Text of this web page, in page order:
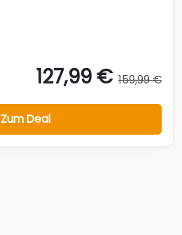
127,99 € 159,99 €
Zum Deal